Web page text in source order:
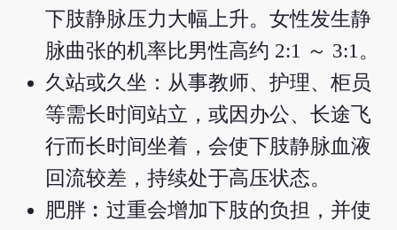
下肢静脉压力大幅上升。女性发生静
脉曲张的机率比男性高约 2:1 ～ 3:1。
久站或久坐：从事教师、护理、柜员
等需长时间站立，或因办公、长途飞
行而长时间坐着，会使下肢静脉血液
回流较差，持续处于高压状态。
肥胖︰过重会增加下肢的负担，并使